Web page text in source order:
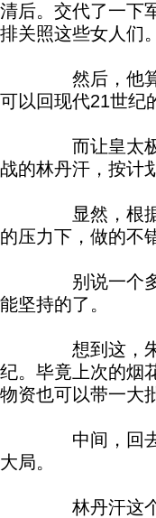
清后。交代了一下
排关照这些女人们。
然后，他算了
可以回现代21世纪
而让皇太极在
战的林丹汗，按计
显然，根据最
的压力下，做的不
别说一个多月
能坚持的了。
想到这，朱子
纪。毕竟上次的烟
物资也可以带一大
中间，回去现
大局。
林丹汗这个人